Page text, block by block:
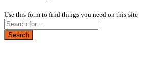
Use this form to find things you need on this site
Search